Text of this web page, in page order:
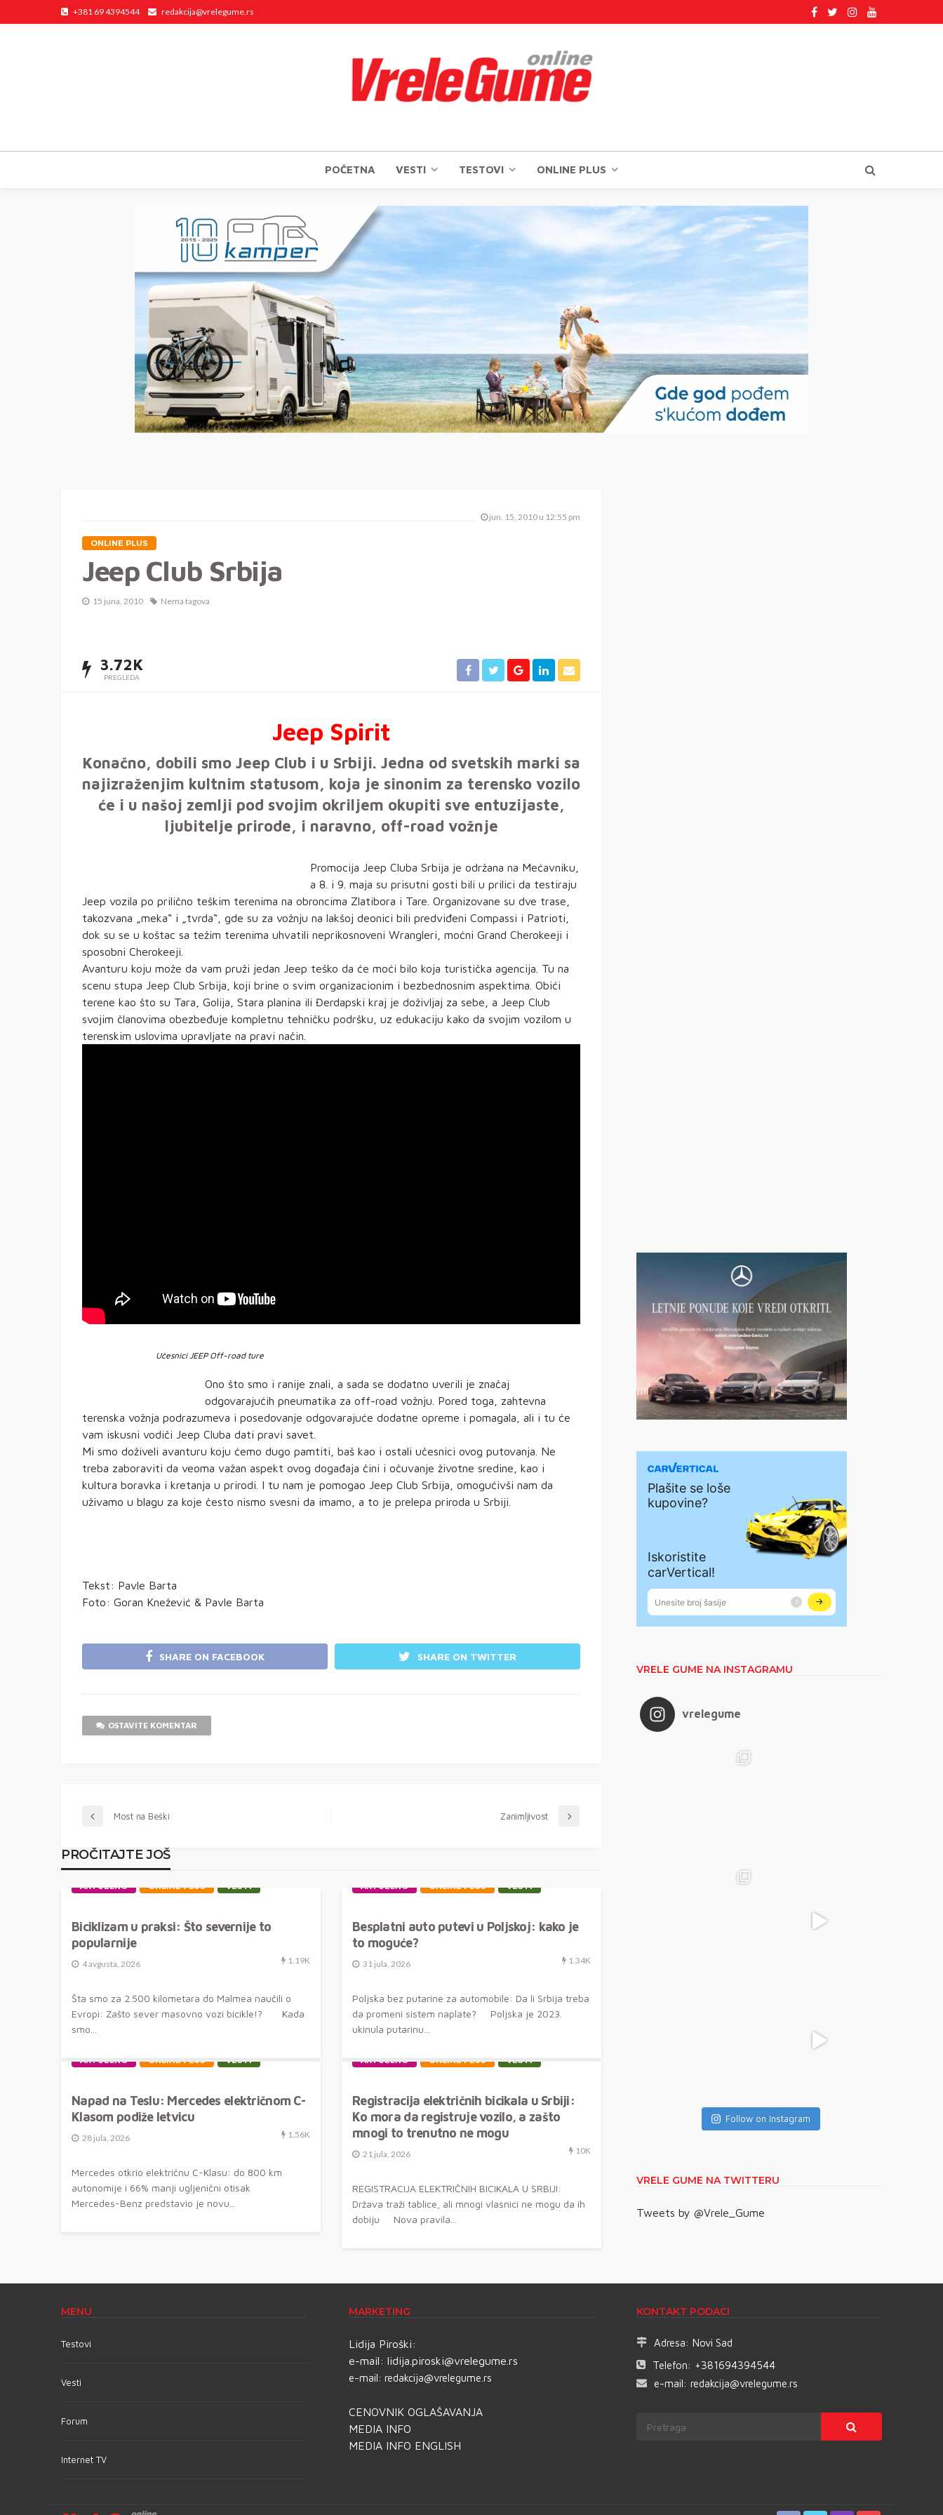
+381 69 4394544 redakcija@vrelegume.rs
POČETNA VESTI TESTOVI ONLINE PLUS
jun. 15, 2010 u 12:55 pm
ONLINE PLUS
Jeep Club Srbija
15 juna, 2010 Nema tagova
3.72K
PREGLEDA
Jeep Spirit
Konačno, dobili smo Jeep Club i u Srbiji. Jedna od svetskih marki sa
najizraženjim kultnim statusom, koja je sinonim za terensko vozilo
će i u našoj zemlji pod svojim okriljem okupiti sve entuzijaste,
ljubitelje prirode, i naravno, off-road vožnje
Promocija Jeep Cluba Srbija je održana na Mećavniku,
a 8. i 9. maja su prisutni gosti bili u prilici da testiraju
Jeep vozila po prilično teškim terenima na obroncima Zlatibora i Tare. Organizovane su dve trase,
takozvana „meka“ i „tvrda“, gde su za vožnju na lakšoj deonici bili predviđeni Compassi i Patrioti,
dok su se u koštac sa težim terenima uhvatili neprikosnoveni Wrangleri, moćni Grand Cherokeeji i
sposobni Cherokeeji.
Avanturu koju može da vam pruži jedan Jeep teško da će moći bilo koja turistička agencija. Tu na
scenu stupa Jeep Club Srbija, koji brine o svim organizacionim i bezbednosnim aspektima. Obići
terene kao što su Tara, Golija, Stara planina ili Đerdapski kraj je doživljaj za sebe, a Jeep Club
svojim članovima obezbeđuje kompletnu tehničku podršku, uz edukaciju kako da svojim vozilom u
terenskim uslovima upravljate na pravi način.
Učesnici JEEP Off-road ture
Ono što smo i ranije znali, a sada se dodatno uverili je značaj
odgovarajućih pneumatika za off-road vožnju. Pored toga, zahtevna
terenska vožnja podrazumeva i posedovanje odgovarajuće dodatne opreme i pomagala, ali i tu će
vam iskusni vodiči Jeep Cluba dati pravi savet.
Mi smo doživeli avanturu koju ćemo dugo pamtiti, baš kao i ostali učesnici ovog putovanja. Ne
treba zaboraviti da veoma važan aspekt ovog događaja čini i očuvanje životne sredine, kao i
kultura boravka i kretanja u prirodi. I tu nam je pomogao Jeep Club Srbija, omogućivši nam da
uživamo u blagu za koje često nismo svesni da imamo, a to je prelepa priroda u Srbiji.
Tekst: Pavle Barta
Foto: Goran Knežević & Pavle Barta
SHARE ON FACEBOOK SHARE ON TWITTER
OSTAVITE KOMENTAR
Most na Beški Zanimljivost
PROČITAJTE JOŠ
AKTUELNO ONLINE PLUS VESTI
Biciklizam u praksi: Što severnije to
popularnije
4 avgusta, 2026 1.19K
Šta smo za 2.500 kilometara do Malmea naučili o
Evropi: Zašto sever masovno vozi bicikle!? Kada
smo...
AKTUELNO ONLINE PLUS VESTI
Besplatni auto putevi u Poljskoj: kako je
to moguće?
31 jula, 2026 1.34K
Poljska bez putarine za automobile: Da li Srbija treba
da promeni sistem naplate? Poljska je 2023.
ukinula putarinu...
AKTUELNO ONLINE PLUS VESTI
Napad na Teslu: Mercedes električnom C-
Klasom podiže letvicu
28 jula, 2026 1.56K
Mercedes otkrio električnu C-Klasu: do 800 km
autonomije i 66% manji ugljenični otisak
Mercedes-Benz predstavio je novu...
AKTUELNO ONLINE PLUS VESTI
Registracija električnih bicikala u Srbiji:
Ko mora da registruje vozilo, a zašto
mnogi to trenutno ne mogu
21 jula, 2026 10K
REGISTRACIJA ELEKTRIČNIH BICIKALA U SRBIJI:
Država traži tablice, ali mnogi vlasnici ne mogu da ih
dobiju Nova pravila...
VRELE GUME NA INSTAGRAMU
vrelegume
Follow on Instagram
VRELE GUME NA TWITTERU
Tweets by @Vrele_Gume
MENU
Testovi
Vesti
Forum
Internet TV
MARKETING
Lidija Piroški:
e-mail: lidija.piroski@vrelegume.rs
e-mail: redakcija@vrelegume.rs
CENOVNIK OGLAŠAVANJA
MEDIA INFO
MEDIA INFO ENGLISH
KONTAKT PODACI
Adresa: Novi Sad
Telefon: +381694394544
e-mail: redakcija@vrelegume.rs